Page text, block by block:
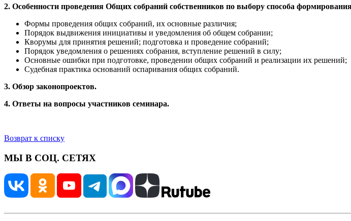
2. Особенности проведения Общих собраний собственников по выбору способа
Формы проведения общих собраний, их основные различия;
Порядок выдвижения инициативы и уведомления об общем собрании;
Кворумы для принятия решений; подготовка и проведение собраний;
Порядок уведомления о решениях собрания, вступление решений в силу;
Основные ошибки при подготовке, проведении общих собраний и реализации их решений;
Судебная практика оснований оспаривания общих собраний.
3. Обзор законопроектов.
4. Ответы на вопросы участников семинара.
Возврат к списку
МЫ В СОЦ. СЕТЯХ